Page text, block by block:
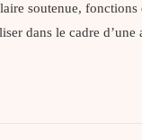
soutenue,
dans le cadre